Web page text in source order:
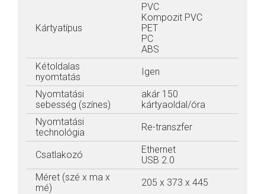
Kártyatípus
PVC
Kompozit PVC
PET
PC
ABS
Kétoldalas
nyomtatás
Igen
Nyomtatási
sebesség (színes)
akár 150
kártyaoldal/óra
Nyomtatási
technológia
Re-transzfer
Csatlakozó
Ethernet
USB 2.0
Méret (szé x ma x
mé)
205 x 373 x 445